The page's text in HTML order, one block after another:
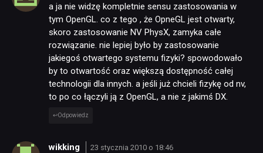
a ja nie widzę kompletnie sensu zastosowania w
tym OpenGL. co z tego , że OpneGL jest otwarty,
skoro zastosowanie NV PhysX, zamyka całe
rozwiązanie. nie lepiej było by zastosowanie
jakiegoś otwartego systemu fizyki? spowodowało
by to otwartość oraz większą dostępność całej
technologii dla innych. a jeśli już chcieli fizykę od nv,
to po co łączyli ją z OpenGL, a nie z jakimś DX.
Odpowiedz
wikking 23 stycznia 2010 o 18:46